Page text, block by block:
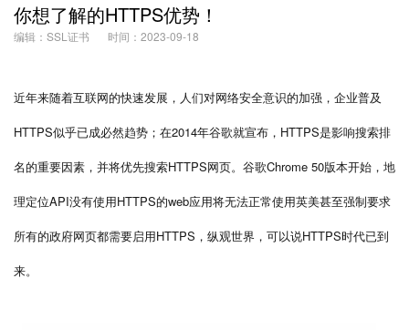
你想了解的HTTPS优势！
编辑：SSL证书 时间：2023-09-18
近年来随着互联网的快速发展，人们对网络安全意识的加强，企业普及
HTTPS似乎已成必然趋势；在2014年谷歌就宣布， HTTPS是影响搜索排
名的重要因素，并将优先搜索HTTPS网页。谷歌Chrome 50版本开始，地
理定位API没有使用HTTPS的web应用将无法正常使用英美甚至强制要求
所有的政府网页都需要启用HTTPS ，纵观世界，可以说HTTPS时代已到
来。